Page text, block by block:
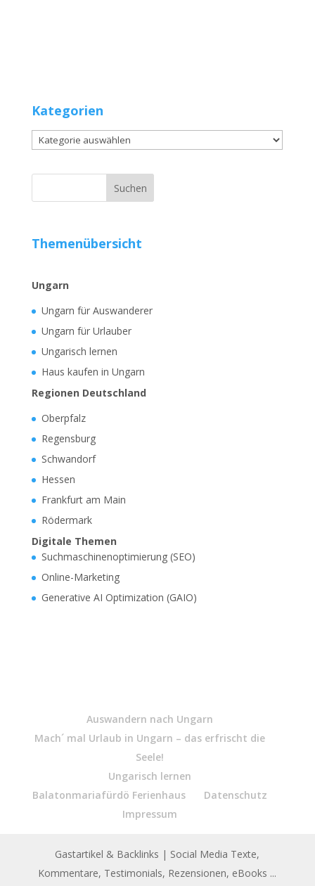
Kategorien
Kategorien
Themenübersicht
Ungarn
Ungarn für Auswanderer
Ungarn für Urlauber
Ungarisch lernen
Haus kaufen in Ungarn
Regionen Deutschland
Oberpfalz
Regensburg
Schwandorf
Hessen
Frankfurt am Main
Rödermark
Digitale Themen
Suchmaschinenoptimierung (SEO)
Online-Marketing
Generative AI Optimization (GAIO)
Auswandern nach Ungarn
Mach´ mal Urlaub in Ungarn – das erfrischt die
Seele!
Ungarisch lernen
Balatonmariafürdö Ferienhaus
Datenschutz
Impressum
Gastartikel & Backlinks | Social Media Texte,
Kommentare, Testimonials, Rezensionen, eBooks ...